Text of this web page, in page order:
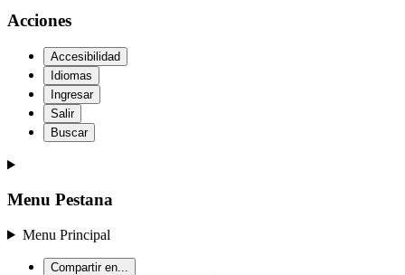
Acciones
Accesibilidad
Idiomas
Ingresar
Salir
Buscar
Menu Pestana
Menu Principal
Compartir en...